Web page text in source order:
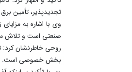
تجدیدپذیر، تأمین
وی با اشاره به
صنعتی است و تلاش
بخش خصوصی است.